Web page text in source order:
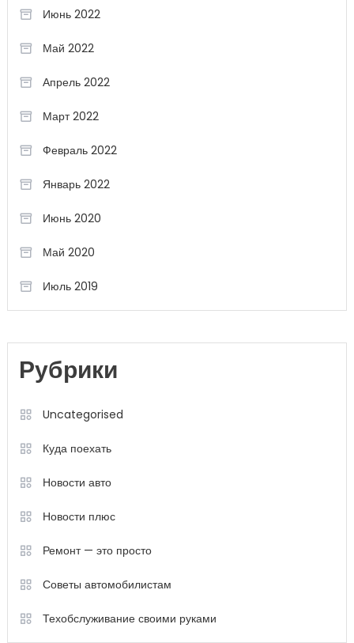
Июнь 2022
Май 2022
Апрель 2022
Март 2022
Февраль 2022
Январь 2022
Июнь 2020
Май 2020
Июль 2019
Рубрики
Uncategorised
Куда поехать
Новости авто
Новости плюс
Ремонт — это просто
Советы автомобилистам
Техобслуживание своими руками